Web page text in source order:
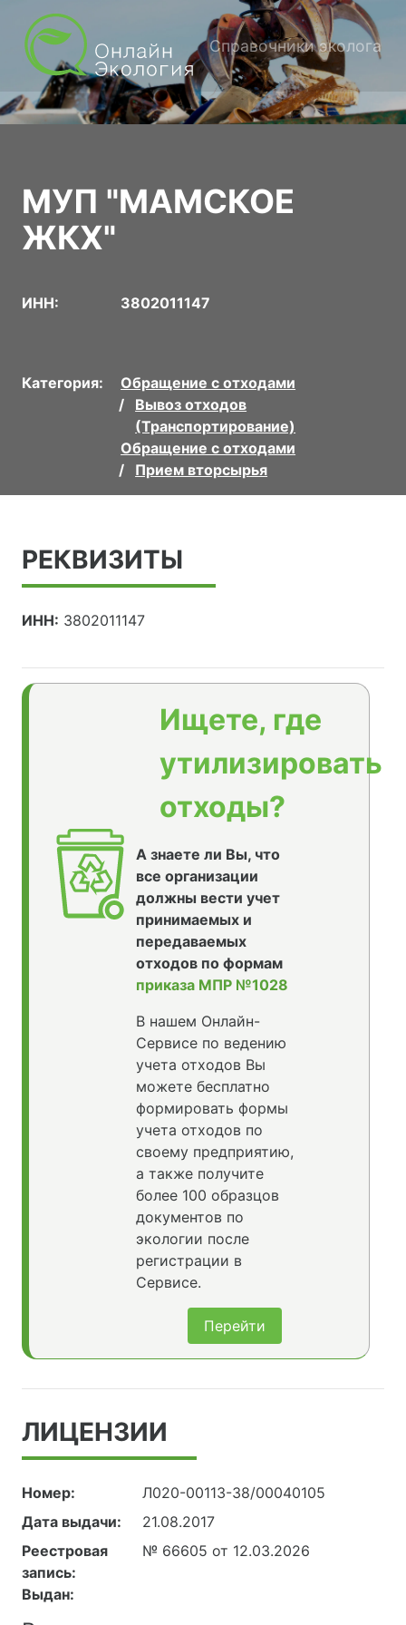
Справочники эколога
МУП "МАМСКОЕ
ЖКХ"
ИНН: 3802011147
Категория:
Обращение с отходами
Вывоз отходов
(Транспортирование)
Обращение с отходами
Прием вторсырья
РЕКВИЗИТЫ
ИНН: 3802011147
Ищете, где
утилизировать
отходы?
А знаете ли Вы, что
все организации
должны вести учет
принимаемых и
передаваемых
отходов по формам
приказа МПР №1028
В нашем Онлайн-
Сервисе по ведению
учета отходов Вы
можете бесплатно
формировать формы
учета отходов по
своему предприятию,
а также получите
более 100 образцов
документов по
экологии после
регистрации в
Сервисе.
Перейти
ЛИЦЕНЗИИ
Номер:
Л020-00113-38/00040105
Дата выдачи:
21.08.2017
Реестровая
запись:
№ 66605 от 12.03.2026
Выдан: